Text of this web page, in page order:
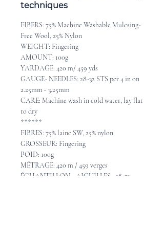
techniques
FIBERS: 75% Machine Washable Mulesing-
Free Wool, 25% Nylon
WEIGHT: Fingering
AMOUNT: 100g
YARDAGE: 420 m/ 459 yds
GAUGE- NEEDLES: 28-32 STS per 4 in on
2.25mm - 3.25mm
CARE: Machine wash in cold water, lay flat
to dry
******
FIBRES: 75% laine SW, 25% nylon
GROSSEUR: Fingering
POID: 100g
MÉTRAGE: 420 m / 459 verges
ÉCHANTILLON - AIGUILLES: 28-32